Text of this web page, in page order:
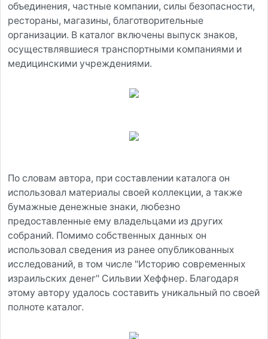
объединения, частные компании, силы безопасности,
рестораны, магазины, благотворительные
организации. В каталог включены выпуск знаков,
осуществлявшиеся транспортными компаниями и
медицинскими учреждениями.
По словам автора, при составлении каталога он
использовал материалы своей коллекции, а также
бумажные денежные знаки, любезно
предоставленные ему владельцами из других
собраний. Помимо собственных данных он
использовал сведения из ранее опубликованных
исследований, в том числе "Историю современных
израильских денег" Сильвии Хеффнер. Благодаря
этому автору удалось составить уникальный по своей
полноте каталог.